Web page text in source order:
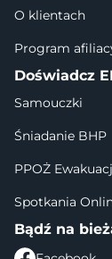
O klientach
Program
Doświadcz
Samouczki
Śniadanie BHP
PPOŻ
Spotkania
Bądź na